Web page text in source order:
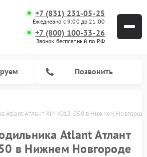
+7 (831) 231-05-25
Ежедневно с 9:00 до 21:00
+7 (800) 100-33-26
Звонок бесплатный по РФ
Позвонить
Atlant Атлант ХМ 4012-050 в Нижнем
Atlant Атлант
в Нижнем Новгороде